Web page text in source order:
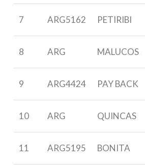
7 ARG5162 PETIRIBI
8 ARG MALUCOS
9 ARG4424 PAY BACK
10 ARG QUINCAS
11 ARG5195 BONITA